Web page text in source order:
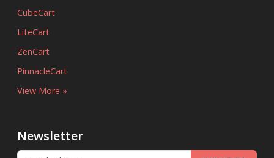
CubeCart
LiteCart
ZenCart
PinnacleCart
View More »
Newsletter